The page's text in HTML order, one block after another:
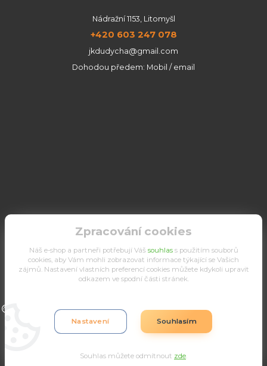
Nádražní 1153, Litomyšl
+420 603 247 078
jkdudycha@gmail.com
Dohodou předem: Mobil / email
Upravit sběr cookies.
Eshop-rychle.cz
Zpracování cookies
Náš e-shop a partneři potřebují Váš souhlass použitím souborů
cookies, aby Vám mohli zobrazovat informace týkající se Vašich
zájmů. Nastavení vlastních preferencí cookies můžete kdykoli upravit
odkazem ve spodní části stránek.
Nastavení Souhlasím
Souhlas můžete odmítnout zde.